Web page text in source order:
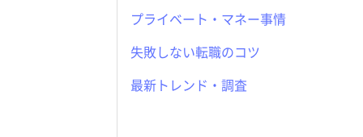
プライベート・マネー事情
失敗しない転職のコツ
最新トレンド・調査